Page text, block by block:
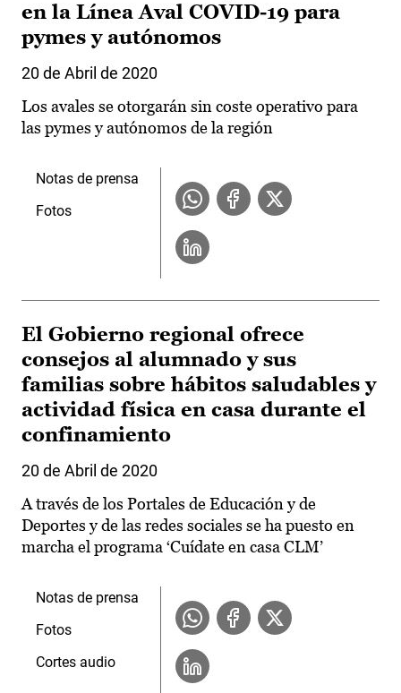
en la Línea Aval COVID-19 para
pymes y autónomos
20 de Abril de 2020
Los avales se otorgarán sin coste operativo para
las pymes y autónomos de la región
Notas de prensa
Fotos
El Gobierno regional ofrece
consejos al alumnado y sus
familias sobre hábitos saludables y
actividad física en casa durante el
confinamiento
20 de Abril de 2020
A través de los Portales de Educación y de
Deportes y de las redes sociales se ha puesto en
marcha el programa ‘Cuídate en casa CLM’
Notas de prensa
Fotos
Cortes audio